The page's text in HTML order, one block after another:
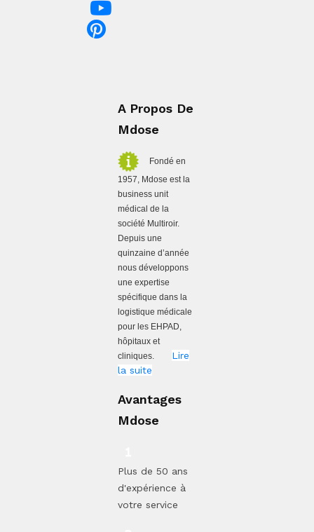
A Propos De
Mdose
Fondé en
1957, Mdose est la
business unit
médical de la
société Multiroir.
Depuis une
quinzaine d’année
nous développons
une expertise
spécifique dans la
logistique médicale
pour les EHPAD,
hôpitaux et
cliniques.
Lire
la suite
Avantages
Mdose
Plus de 50 ans
d'expérience à
votre service